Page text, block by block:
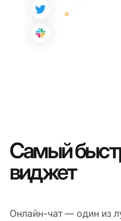
Самый
виджет
Онлайн-чат — один из